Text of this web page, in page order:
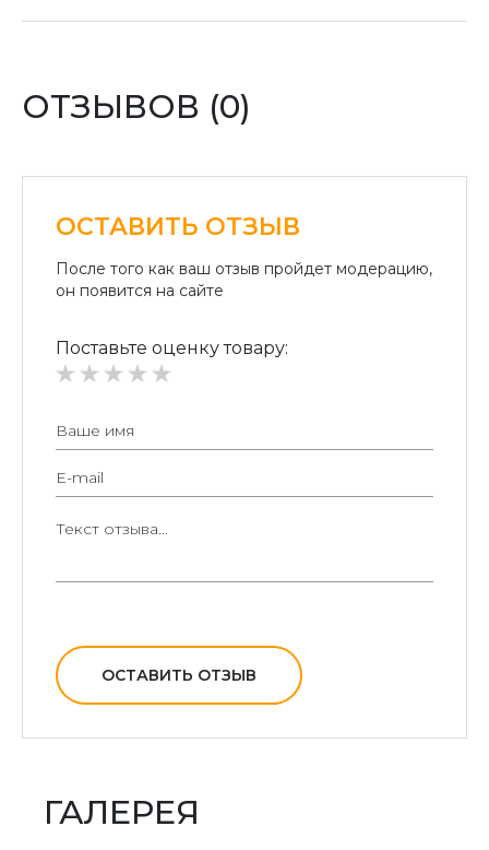
роскошным дизайном;
Кованые качели
«Райффайзен Банк Аваль»
Безналичный расчет для юридических лиц:
ОТЗЫВОВ (0)
ОСТАВИТЬ ОТЗЫВ
После того как ваш отзыв пройдет модерацию,
он появится на сайте
Поставьте оценку товару:
ОСТАВИТЬ ОТЗЫВ
ГАЛЕРЕЯ